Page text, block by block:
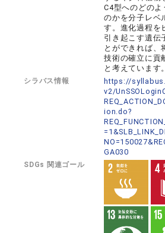
C4型へのどの
のかを分子レベ
す。進化過程を
引き起こす遺伝
とができれば、
技術の確立に貢
と考えています。
シラバス情報
https://
v2/
ion.do?
GA030
SDGs 関連ゴール